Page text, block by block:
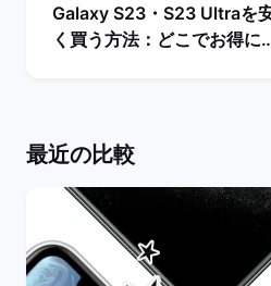
Galaxy S23・S23 Ultraを
く買う方法：どこでお得に
最近の比較